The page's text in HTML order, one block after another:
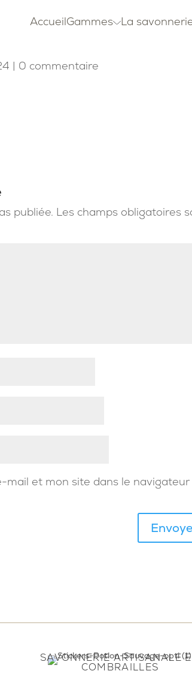
AccueilGammes La
| 0 commentaire
publiée. Les champs obligatoires
mail et mon site dans le
SAVONNERIE ARTISANALE
COMBRAILLES